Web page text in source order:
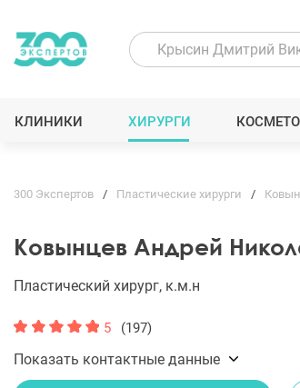
КЛИНИКИ ХИРУРГИ
300 Экспертов Пластические хирурги
Ковынцев Андрей
Пластический хирург, к.м.н
5 (197)
Показать контактные данные